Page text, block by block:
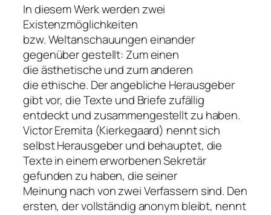
In diesem Werk werden zwei
Existenzmöglichkeiten
bzw. Weltanschauungen einander
gegenüber gestellt: Zum einen
die ästhetische und zum anderen
die ethische. Der angebliche Herausgeber
gibt vor, die Texte und Briefe zufällig
entdeckt und zusammengestellt zu haben.
Victor Eremita (Kierkegaard) nennt sich
selbst Herausgeber und behauptet, die
Texte in einem erworbenen Sekretär
gefunden zu haben, die seiner
Meinung nach von zwei Verfassern sind. Den
ersten, der vollständig anonym bleibt, nennt